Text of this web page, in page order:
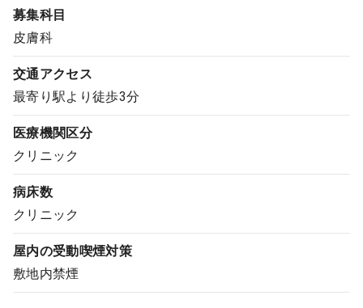
クリニック開業
DtoDとは
お問合せ
採用をお考えの医療機関の方
募集科目
皮膚科
交通アクセス
最寄り駅より徒歩3分
医療機関区分
クリニック
病床数
クリニック
屋内の受動喫煙対策
敷地内禁煙